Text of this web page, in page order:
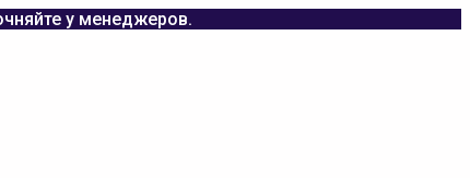
у менеджеров.